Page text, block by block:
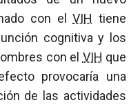
con elVIH tiene
cognitiva y los
con el VIH que
provocaría una
de las actividades